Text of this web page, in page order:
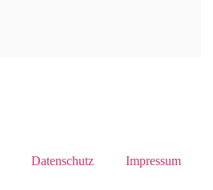
Datenschutz Impressum